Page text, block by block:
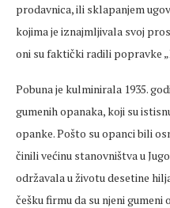
prodavnica, ili sklapanjem
kojima je iznajmljivala svoj
oni su faktički radili popravke
Pobuna je kulminirala 1935.
gumenih opanaka, koji su
opanke. Pošto su opanci bili
činili većinu stanovništva u
održavala u životu desetine
češku firmu da su njeni